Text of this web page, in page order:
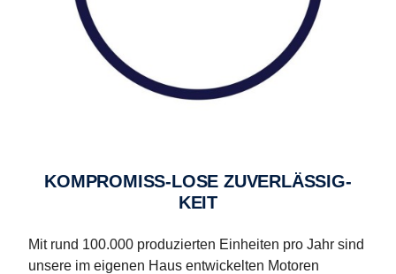
KOMPROMISS-LOSE ZUVERLÄSSIG-
KEIT
Mit rund 100.000 produzierten Einheiten pro Jahr sind
unsere im eigenen Haus entwickelten Motoren